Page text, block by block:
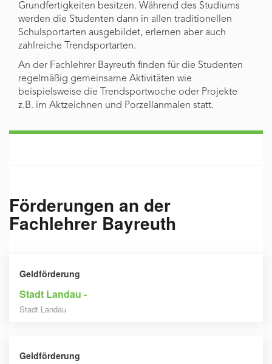
Grundfertigkeiten besitzen. Während des Studiums
werden die Studenten dann in allen traditionellen
Schulsportarten ausgebildet, erlernen aber auch
zahlreiche Trendsportarten.
An der Fachlehrer Bayreuth finden für die Studenten
regelmäßig gemeinsame Aktivitäten wie
beispielsweise die Trendsportwoche oder Projekte
z.B. im Aktzeichnen und Porzellanmalen statt.
Förderungen an der
Fachlehrer Bayreuth
Geldförderung
Stadt Landau -
Stadt Landau
Geldförderung